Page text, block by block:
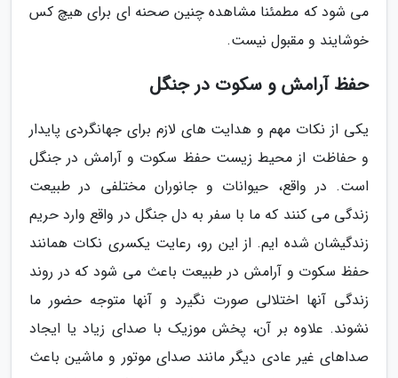
می شود که مطمئنا مشاهده چنین صحنه ای برای هیچ کس
خوشایند و مقبول نیست.
حفظ آرامش و سکوت در جنگل
یکی از نکات مهم و هدایت های لازم برای جهانگردی پایدار
و حفاظت از محیط زیست حفظ سکوت و آرامش در جنگل
است. در واقع، حیوانات و جانوران مختلفی در طبیعت
زندگی می کنند که ما با سفر به دل جنگل در واقع وارد حریم
زندگیشان شده ایم. از این رو، رعایت یکسری نکات همانند
حفظ سکوت و آرامش در طبیعت باعث می شود که در روند
زندگی آنها اختلالی صورت نگیرد و آنها متوجه حضور ما
نشوند. علاوه بر آن، پخش موزیک با صدای زیاد یا ایجاد
صداهای غیر عادی دیگر مانند صدای موتور و ماشین باعث